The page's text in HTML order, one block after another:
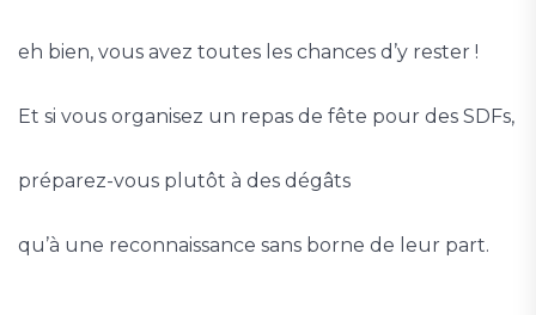
eh bien, vous avez toutes les chances d’y rester !
Et si vous organisez un repas de fête pour des SDFs,
préparez-vous plutôt à des dégâts
qu’à une reconnaissance sans borne de leur part.